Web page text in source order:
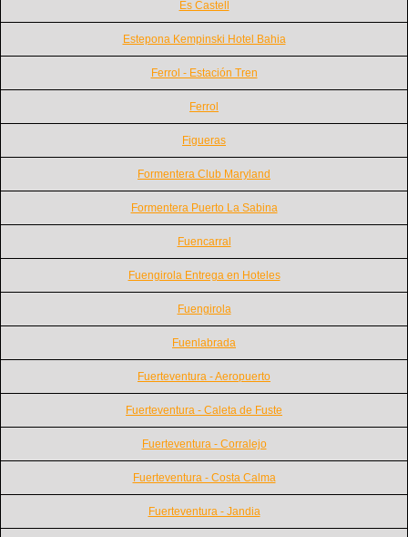
Es Castell
Estepona Kempinski Hotel Bahia
Ferrol - Estación Tren
Ferrol
Figueras
Formentera Club Maryland
Formentera Puerto La Sabina
Fuencarral
Fuengirola Entrega en Hoteles
Fuengirola
Fuenlabrada
Fuerteventura - Aeropuerto
Fuerteventura - Caleta de Fuste
Fuerteventura - Corralejo
Fuerteventura - Costa Calma
Fuerteventura - Jandia